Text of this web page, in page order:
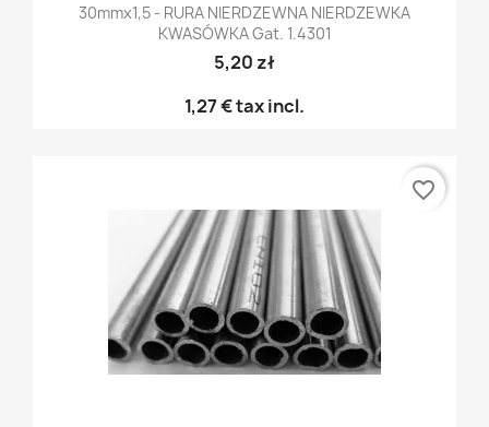
30mmx1,5 - RURA NIERDZEWNA NIERDZEWKA
KWASÓWKA Gat. 1.4301
5,20 zł
1,27 €tax incl.
favorite_border